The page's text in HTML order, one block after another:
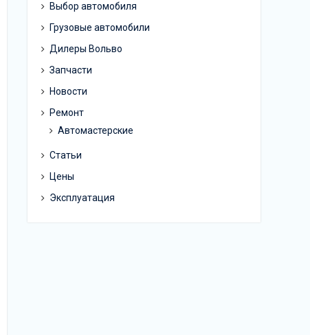
Выбор автомобиля
Грузовые автомобили
Дилеры Вольво
Запчасти
Новости
Ремонт
Автомастерские
Статьи
Цены
Эксплуатация